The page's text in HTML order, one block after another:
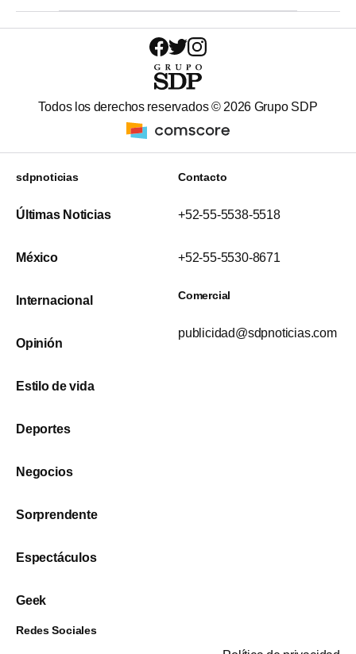
Todos los derechos reservados © 2026 Grupo SDP
sdpnoticias
Últimas Noticias
México
Internacional
Opinión
Estilo de vida
Deportes
Negocios
Sorprendente
Espectáculos
Geek
Contacto
+52-55-5538-5518
+52-55-5530-8671
Comercial
publicidad@sdpnoticias.com
Redes Sociales